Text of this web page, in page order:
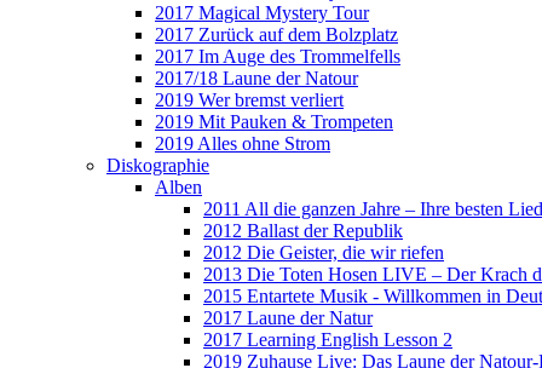
2017 Magical Mystery Tour
2017 Zurück auf dem Bolzplatz
2017 Im Auge des Trommelfells
2017/18 Laune der Natour
2019 Wer bremst verliert
2019 Mit Pauken & Trompeten
2019 Alles ohne Strom
Diskographie
Alben
2011 All die ganzen Jahre – Ihre besten
2012 Ballast der Republik
2012 Die Geister, die wir riefen
2013 Die Toten Hosen LIVE – Der Krach
2015 Entartete Musik - Willkommen in
2017 Laune der Natur
2017 Learning English Lesson 2
2019 Zuhause Live: Das Laune der